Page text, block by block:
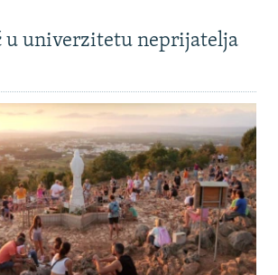
u univerzitetu neprijatelja